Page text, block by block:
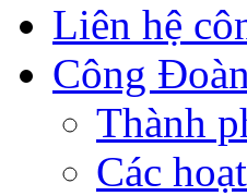
Liên hệ
Công Đoàn
Thành
Các